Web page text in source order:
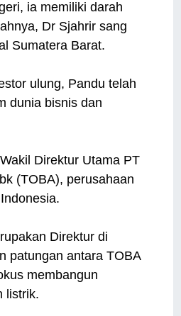
ia memiliki darah
Dr Sjahrir sang
Sumatera Barat.
ulung, Pandu telah
dunia bisnis dan
Direktur Utama PT
(TOBA), perusahaan
Direktur di
patungan antara TOBA
membangun
listrik.